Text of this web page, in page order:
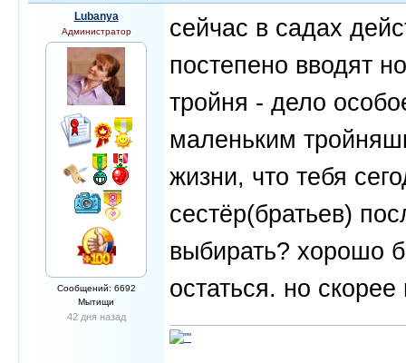
Lubanya
Администратор
Сообщений: 6692
Мытищи
42 дня назад
сейчас в садах
постепено вводят
тройня - дело
маленьким
жизни, что тебя
сестёр(братьев)
выбирать? хорошо
остаться. но